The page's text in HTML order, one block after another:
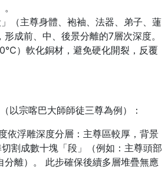
（主尊身體、袍袖、法器、弟子、蓮
成前、中、後景分離的7層次深度。
）軟化銅材，避免硬化開裂，反覆
以宗喀巴大師師徒三尊為例）：
依浮雕深度分層：主尊區較厚，背景
割成數十塊「段」（例如：主尊頭部
分離）。 此步確保後續多層堆疊無應